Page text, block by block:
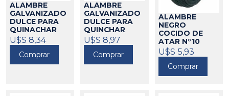
ALAMBRE
GALVANIZADO
DULCE PARA
QUINACHAR
N°20 1 MM (POR
KG)46036
U$S 8,34
Comprar
ALAMBRE
GALVANIZADO
DULCE PARA
QUINCHAR
N°18 1.2MM
(POR KG)46032
U$S 8,97
Comprar
ALAMBRE
NEGRO
COCIDO DE
ATAR N°10
3.2MM (POR KG)
46039
U$S 5,93
Comprar